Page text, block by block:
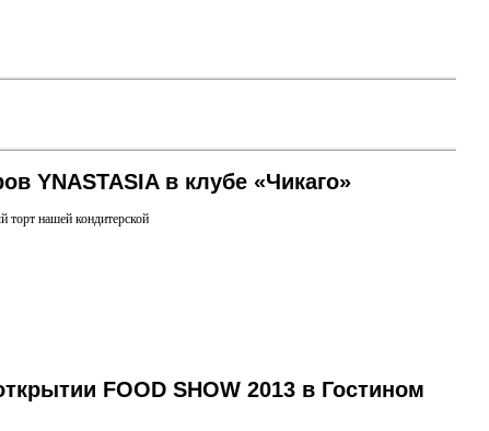
YNASTASIA в клубе «Чикаго»
торт нашей кондитерской
FOOD SHOW 2013 в Гостином